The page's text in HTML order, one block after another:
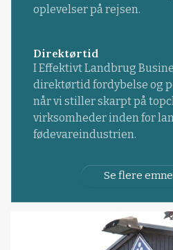
oplevelser på rejsen.
Direktørtid
I Effektivt Landbrug
direktørtid fordybelse og
når vi stiller skarpt på
virksomheder inden for
fødevareindustrien.
Se flere